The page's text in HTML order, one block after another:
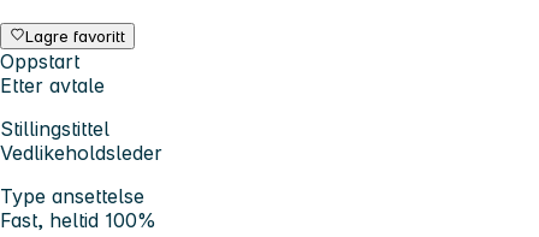
Lagre favoritt
Oppstart
Etter avtale
Stillingstittel
Vedlikeholdsleder
Type ansettelse
Fast, heltid 100%